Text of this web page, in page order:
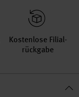
Kosten­lose Filial­
rückgabe